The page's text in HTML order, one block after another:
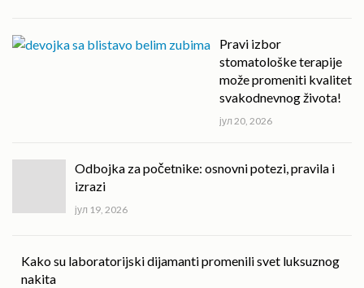
Pravi izbor
stomatološke terapije
može promeniti kvalitet
svakodnevnog života!
јул 20, 2026
Odbojka za početnike: osnovni potezi, pravila i
izrazi
јул 19, 2026
Kako su laboratorijski dijamanti promenili svet luksuznog
nakita